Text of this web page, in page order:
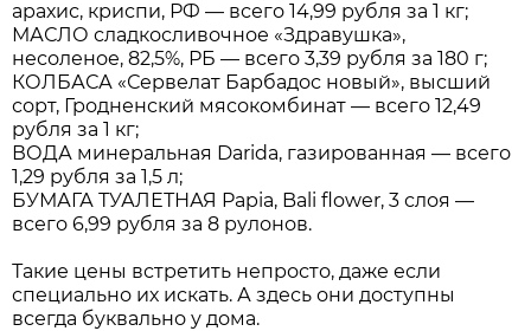
арахис, криспи, РФ — всего 14,99 рубля за 1 кг;
МАСЛО сладкосливочное «Здравушка»,
несоленое, 82,5%, РБ — всего 3,39 рубля за 180 г;
КОЛБАСА «Сервелат Барбадос новый», высший
сорт, Гродненский мясокомбинат — всего 12,49
рубля за 1 кг;
ВОДА минеральная Darida, газированная — всего
1,29 рубля за 1,5 л;
БУМАГА ТУАЛЕТНАЯ Papia, Bali flower, 3 слоя —
всего 6,99 рубля за 8 рулонов.
Такие цены встретить непросто, даже если
специально их искать. А здесь они доступны
всегда буквально у дома.